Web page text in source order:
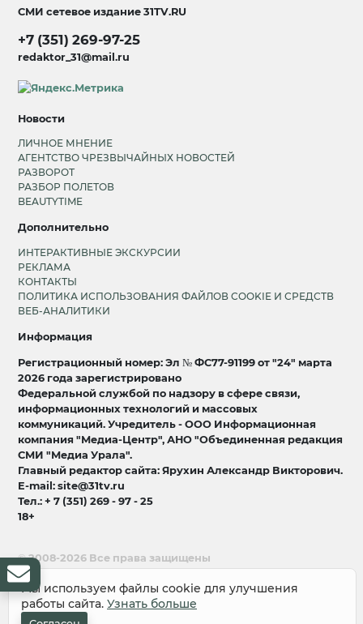
СМИ сетевое издание31TV.RU
+7 (351) 269-97-25
redaktor_31@mail.ru
Новости
ЛИЧНОЕ МНЕНИЕ
АГЕНТСТВО ЧРЕЗВЫЧАЙНЫХ НОВОСТЕЙ
РАЗВОРОТ
РАЗБОР ПОЛЕТОВ
BEAUTYTIME
Дополнительно
ИНТЕРАКТИВНЫЕ ЭКСКУРСИИ
РЕКЛАМА
КОНТАКТЫ
ПОЛИТИКА ИСПОЛЬЗОВАНИЯ ФАЙЛОВ COOKIE И СРЕДСТВ
ВЕБ-АНАЛИТИКИ
Информация
Регистрационный номер: Эл № ФС77-91199 от "24" марта
2026 года зарегистрировано
Федеральной службой по надзору в сфере связи,
информационных технологий и массовых
коммуникаций. Учредитель - ООО Информационная
компания "Медиа-Центр", АНО "Объединенная редакция
СМИ "Медиа Урала".
Главный редактор сайта: Ярухин Александр Викторович.
E-mail: site@31tv.ru
Тел.: + 7 (351) 269 - 97 - 25
18+
© 2008-2026 Все права защищены
разработка и продвижение:Lukevium
Мы используем файлы cookie для улучшения
работы сайта. Узнать больше